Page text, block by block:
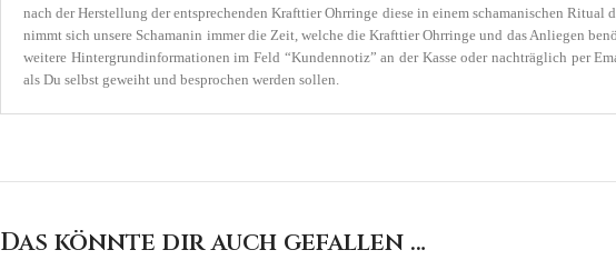
nach der Herstellung der entsprechenden Krafttier Ohrringe diese in einem schamanischen
nimmt sich unsere Schamanin immer die Zeit, welche die Krafttier Ohrringe und das Anliegen
weitere Hintergrundinformationen im Feld “Kundennotiz” an der Kasse oder nachträglich per
als Du selbst geweiht und besprochen werden sollen.
Das könnte dir auch gefallen …